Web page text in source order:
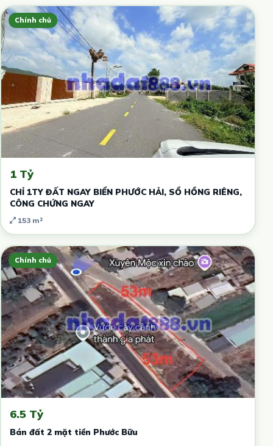
Chính chủ
1 Tỷ
CHỈ 1TY ĐẤT NGAY BIỂN PHƯỚC HẢI, SỔ HỒNG RIÊNG,
CÔNG CHỨNG NGAY
153 m²
Chính chủ
6.5 Tỷ
Bán đất 2 mặt tiền Phước Bữu